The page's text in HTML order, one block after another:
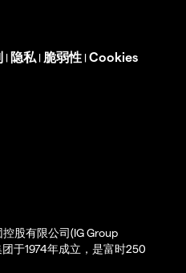
| 隐私 | 脆弱性 | Cookies
股有限公司(IG Group
于1974年成立，是富时250